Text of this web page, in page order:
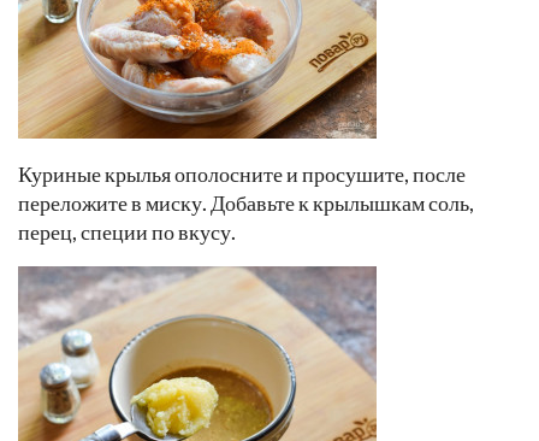
Куриные крылья ополосните и просушите, после
переложите в миску. Добавьте к крылышкам соль,
перец, специи по вкусу.